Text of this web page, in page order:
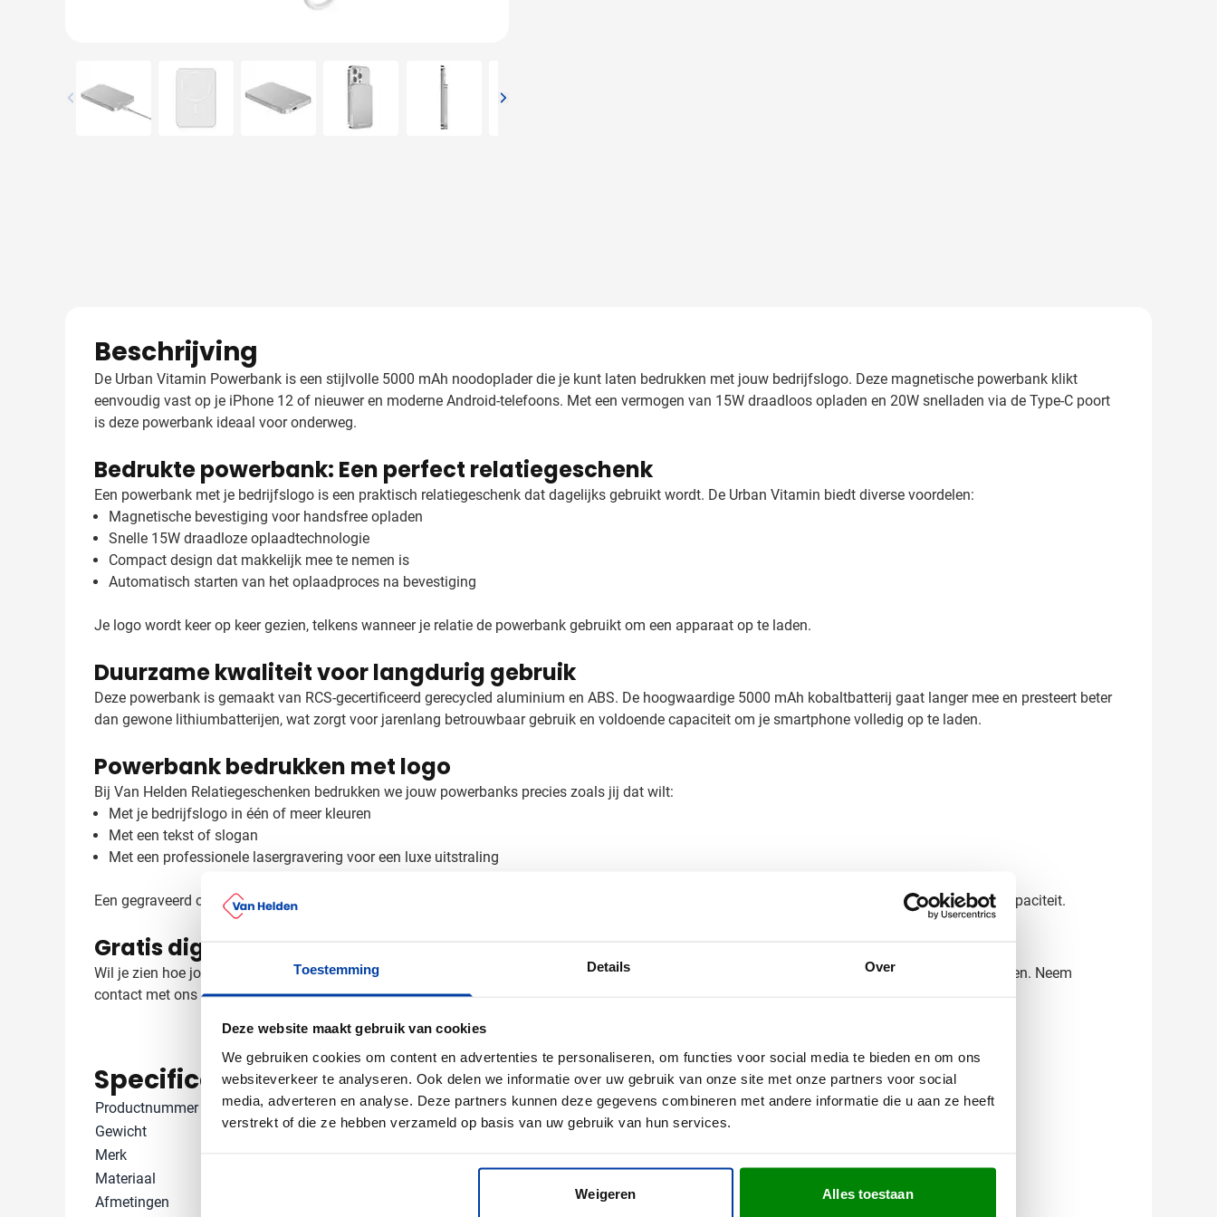
Toestemming Details Over
Deze website maakt gebruik van cookies
We gebruiken cookies om content en advertenties te personaliseren, om functies voor social media te bieden en om ons
websiteverkeer te analyseren. Ook delen we informatie over uw gebruik van onze site met onze partners voor social
media, adverteren en analyse. Deze partners kunnen deze gegevens combineren met andere informatie die u aan ze heeft
verstrekt of die ze hebben verzameld op basis van uw gebruik van hun services.
Weigeren Alles toestaan
View larger imageView larger imageView larger imageView larger imageView larger image
Beschrijving
De Urban Vitamin Powerbank is een stijlvolle 5000 mAh noodoplader die je kunt laten bedrukken met jouw bedrijfslogo. Deze magnetische powerbank klikt
eenvoudig vast op je iPhone 12 of nieuwer en moderne Android-telefoons. Met een vermogen van 15W draadloos opladen en 20W snelladen via de Type-C poort
is deze powerbank ideaal voor onderweg.
Bedrukte powerbank: Een perfect relatiegeschenk
Een powerbank met je bedrijfslogo is een praktisch relatiegeschenk dat dagelijks gebruikt wordt. De Urban Vitamin biedt diverse voordelen:
Magnetische bevestiging voor handsfree opladen
Snelle 15W draadloze oplaadtechnologie
Compact design dat makkelijk mee te nemen is
Automatisch starten van het oplaadproces na bevestiging
Je logo wordt keer op keer gezien, telkens wanneer je relatie de powerbank gebruikt om een apparaat op te laden.
Duurzame kwaliteit voor langdurig gebruik
Deze powerbank is gemaakt van RCS-gecertificeerd gerecycled aluminium en ABS. De hoogwaardige 5000 mAh kobaltbatterij gaat langer mee en presteert beter
dan gewone lithiumbatterijen, wat zorgt voor jarenlang betrouwbaar gebruik en voldoende capaciteit om je smartphone volledig op te laden.
Powerbank bedrukken met logo
Bij Van Helden Relatiegeschenken bedrukken we jouw powerbanks precies zoals jij dat wilt:
Met je bedrijfslogo in één of meer kleuren
Met een tekst of slogan
Met een professionele lasergravering voor een luxe uitstraling
Een gegraveerd of bedrukt logo op deze powerbank zorgt voor een blijvende indruk bij je relaties, terwijl ze dagelijks profiteren van extra batterijcapaciteit.
Gratis digitaal voorbeeld van je bedrukte powerbank
Wil je zien hoe jouw logo eruitziet op de Urban Vitamin Powerbank? Vraag een gratis digitaal voorbeeld aan en weet precies wat je kunt verwachten. Neem
contact met ons op voor advies over de beste bedrukkingsmethode voor jouw logo of huisstijl - we denken graag met je mee!
Specificaties
Productnummer
1067126
Gewicht
118 gram
Merk
Materiaal
Afmetingen